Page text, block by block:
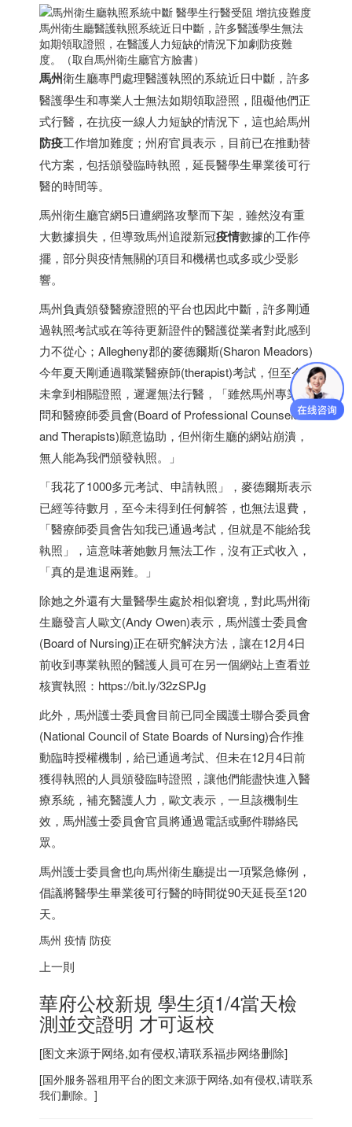
馬州衛生廳醫護執照系統近日中斷，許多醫護學生無法
如期領取證照，在醫護人力短缺的情況下加劇防疫難
度。（取自馬州衛生廳官方臉書）
馬州衛生廳專門處理醫護執照的系統近日中斷，許多
醫護學生和專業人士無法如期領取證照，阻礙他們正
式行醫，在抗疫一線人力短缺的情況下，這也給馬州
防疫工作增加難度；州府官員表示，目前已在推動替
代方案，包括頒發臨時執照，延長醫學生畢業後可行
醫的時間等。
馬州衛生廳官網5日遭網路攻擊而下架，雖然沒有重
大數據損失，但導致馬州追蹤新冠疫情數據的工作停
擺，部分與疫情無關的項目和機構也或多或少受影
響。
馬州負責頒發醫療證照的平台也因此中斷，許多剛通
過執照考試或在等待更新證件的醫護從業者對此感到
力不從心；Allegheny郡的麥德爾斯(Sharon Meadors)
今年夏天剛通過職業醫療師(therapist)考試，但至今
未拿到相關證照，遲遲無法行醫，「雖然馬州專業顧
問和醫療師委員會(Board of Professional Counselors
and Therapists)願意協助，但州衛生廳的網站崩潰，
無人能為我們頒發執照。」
「我花了1000多元考試、申請執照」，麥德爾斯表示
已經等待數月，至今未得到任何解答，也無法退費，
「醫療師委員會告知我已通過考試，但就是不能給我
執照」，這意味著她數月無法工作，沒有正式收入，
「真的是進退兩難。」
除她之外還有大量醫學生處於相似窘境，對此馬州衛
生廳發言人歐文(Andy Owen)表示，馬州護士委員會
(Board of Nursing)正在研究解決方法，讓在12月4日
前收到專業執照的醫護人員可在另一個網站上查看並
核實執照：https://bit.ly/32zSPJg
此外，馬州護士委員會目前已同全國護士聯合委員會
(National Council of State Boards of Nursing)合作推
動臨時授權機制，給已通過考試、但未在12月4日前
獲得執照的人員頒發臨時證照，讓他們能盡快進入醫
療系統，補充醫護人力，歐文表示，一旦該機制生
效，馬州護士委員會官員將通過電話或郵件聯絡民
眾。
馬州護士委員會也向馬州衛生廳提出一項緊急條例，
倡議將醫學生畢業後可行醫的時間從90天延長至120
天。
馬州 疫情 防疫
上一則
華府公校新規 學生須1/4當天檢
測並交證明 才可返校
[图文来源于网络,如有侵权,请联系福步网络删除]
[国外服务器租用平台的图文来源于网络,如有侵权,请联系
我们删除。]